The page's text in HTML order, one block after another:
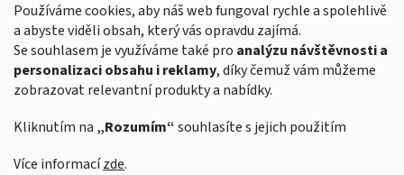
Používáme cookies, aby náš web fungoval rychle a spolehlivě
a abyste viděli obsah, který vás opravdu zajímá.
Se souhlasem je využíváme také pro analýzu návštěvnosti a
personalizaci obsahu i reklamy, díky čemuž vám můžeme
zobrazovat relevantní produkty a nabídky.
Kliknutím na „Rozumím“souhlasíte s jejich použitím
Více informacízde.
Info
Podmínky ochrany osobních údajů
Obchodní podmínky